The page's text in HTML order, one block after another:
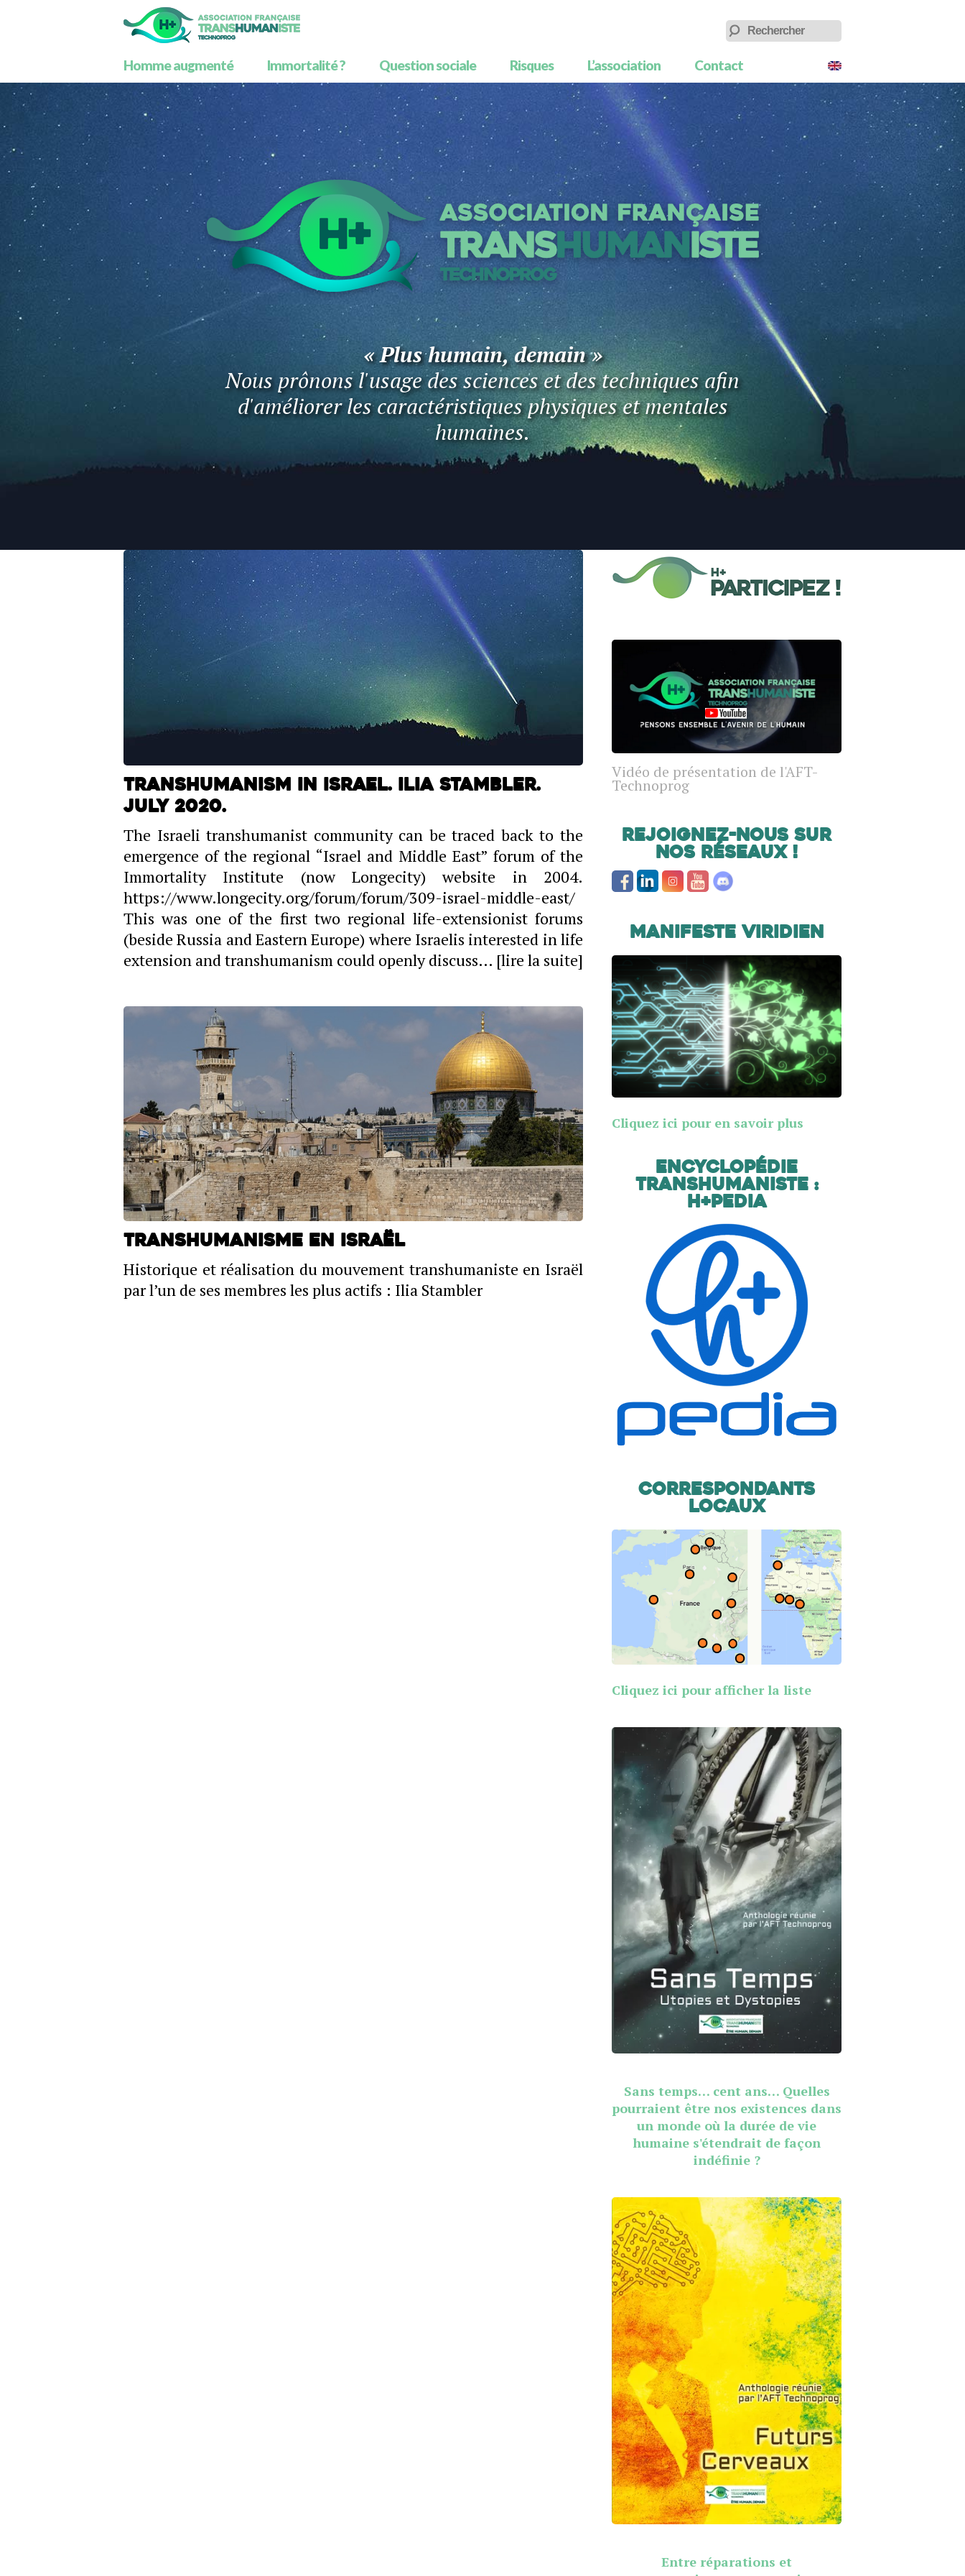
Homme augmenté Immortalité ? Question sociale Risques L’association Contact
« Plus humain, demain »
Nous prônons l'usage des sciences et des techniques afin
d'améliorer les caractéristiques physiques et mentales
humaines.
Transhumanism in Israel. Ilia Stambler.
July 2020.
The Israeli transhumanist community can be traced back to the
emergence of the regional “Israel and Middle East” forum of the
Immortality Institute (now Longecity) website in 2004.
https://www.longecity.org/forum/forum/309-israel-middle-east/
This was one of the first two regional life-extensionist forums
(beside Russia and Eastern Europe) where Israelis interested in life
extension and transhumanism could openly discuss… [lire la suite]
Transhumanisme en Israël
Historique et réalisation du mouvement transhumaniste en Israël
par l’un de ses membres les plus actifs : Ilia Stambler
Vidéo de présentation de l'AFT-
Technoprog
Rejoignez-nous sur
nos réseaux !
Manifeste Viridien
Cliquez ici pour en savoir plus
Encyclopédie
transhumaniste :
H+Pedia
Correspondants
locaux
Cliquez ici pour afficher la liste
Sans temps… cent ans… Quelles
pourraient être nos existences dans
un monde où la durée de vie
humaine s'étendrait de façon
indéfinie ?
Entre réparations et